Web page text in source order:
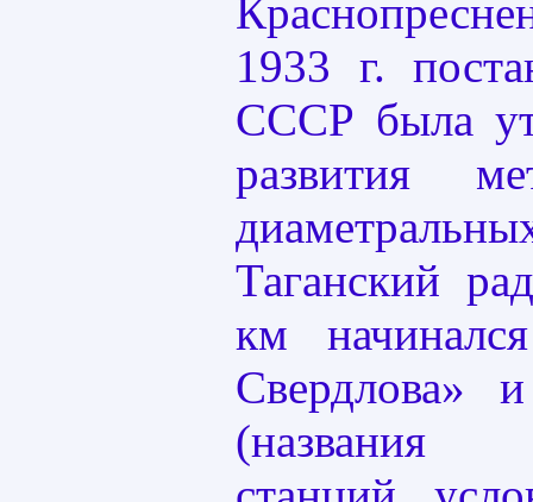
1933 г.
СССР была
развития
Таганский
км
Свердлова»
(названия